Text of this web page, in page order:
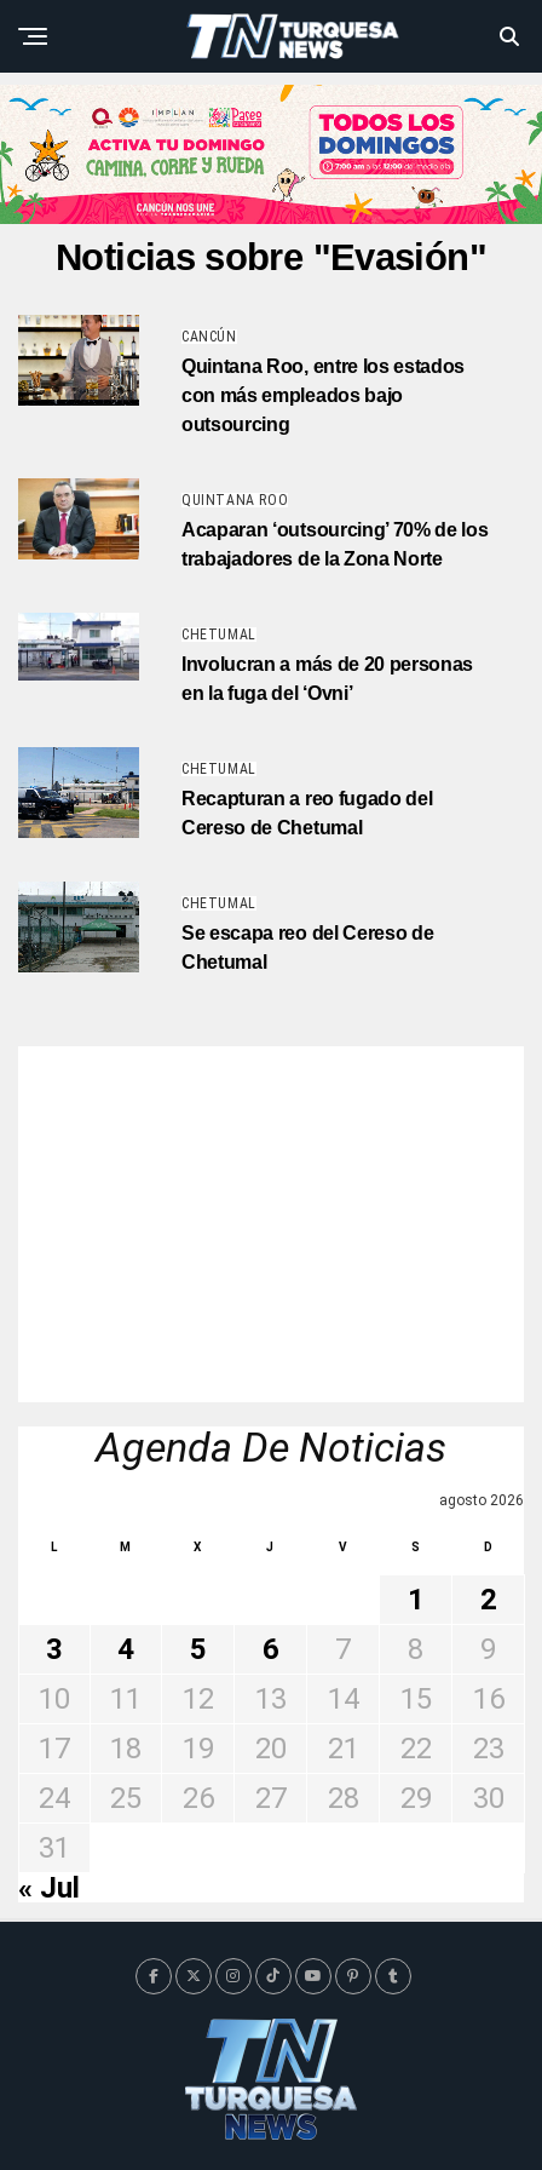
Noticias sobre "Evasión"
CANCÚN
Quintana Roo, entre los estados
con más empleados bajo
outsourcing
QUINTANA ROO
Acaparan ‘outsourcing’ 70% de los
trabajadores de la Zona Norte
CHETUMAL
Involucran a más de 20 personas
en la fuga del ‘Ovni’
CHETUMAL
Recapturan a reo fugado del
Cereso de Chetumal
CHETUMAL
Se escapa reo del Cereso de
Chetumal
Agenda De Noticias
agosto 2026
L M X J V S D
1
2
3
4 5 6 7 8
9
10
11 12 13 14 15
16
17
18 19 20 21 22
23
24
25 26 27 28 29
30
31
« Jul